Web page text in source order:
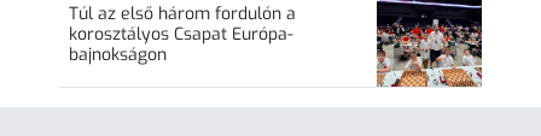
Túl az első három fordulón a
korosztályos Csapat Európa-
bajnokságon